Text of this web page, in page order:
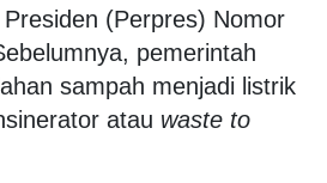
(Perpres) Nomor
pemerintah
sampah menjadi listrik
atau waste to